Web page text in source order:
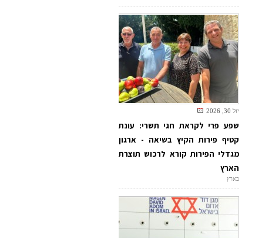
יול 30, 2026
שפע פרי לקראת חגי תשרי: עונת
קטיף פירות הקיץ בשיאה - ארגון
מגדלי הפירות קורא לרכוש תוצרת
הארץ
בארץ